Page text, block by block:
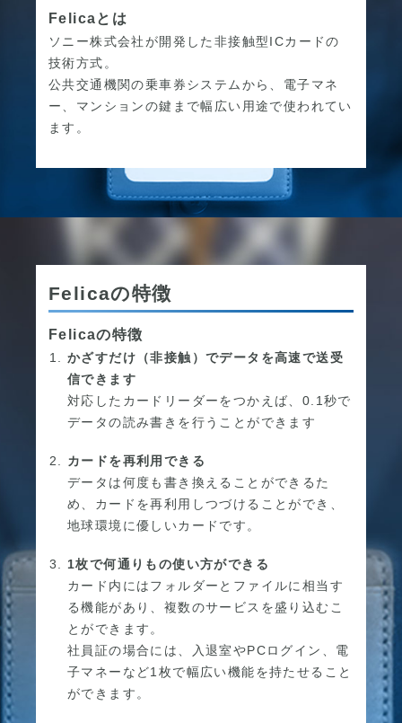
Felicaとは
ソニー株式会社が開発した非接触型ICカードの
技術方式。
公共交通機関の乗車券システムから、電子マネ
ー、マンションの鍵まで幅広い用途で使われてい
ます。
Felicaの特徴
Felicaの特徴
かざすだけ（非接触）でデータを高速で送受
信できます
対応したカードリーダーをつかえば、0.1秒で
データの読み書きを行うことができます
カードを再利用できる
データは何度も書き換えることができるた
め、カードを再利用しつづけることができ、
地球環境に優しいカードです。
1枚で何通りもの使い方ができる
カード内にはフォルダーとファイルに相当す
る機能があり、複数のサービスを盛り込むこ
とができます。
社員証の場合には、入退室やPCログイン、電
子マネーなど1枚で幅広い機能を持たせること
ができます。